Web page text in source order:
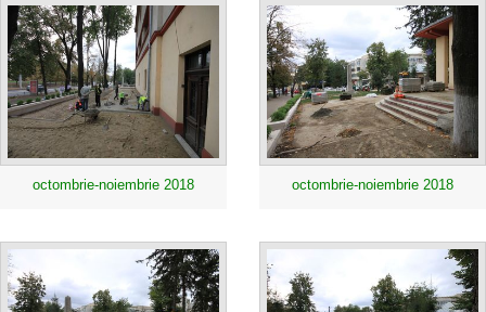
octombrie-noiembrie 2018 octombrie-noiembrie 2018